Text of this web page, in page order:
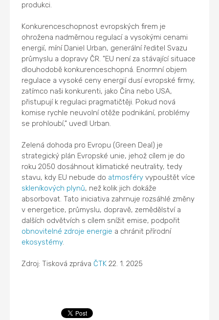
produkci.
Konkurenceschopnost evropských firem je
ohrožena nadměrnou regulací a vysokými cenami
energií, míní Daniel Urban, generální ředitel Svazu
průmyslu a dopravy ČR. "EU není za stávající situace
dlouhodobě konkurenceschopná. Enormní objem
regulace a vysoké ceny energií dusí evropské firmy,
zatímco naši konkurenti, jako Čína nebo USA,
přistupují k regulaci pragmatičtěji. Pokud nová
komise rychle neuvolní otěže podnikání, problémy
se prohloubí," uvedl Urban.
Zelená dohoda pro Evropu (Green Deal) je
strategický plán Evropské unie, jehož cílem je do
roku 2050 dosáhnout klimatické neutrality, tedy
stavu, kdy EU nebude do atmosféry vypouštět více
skleníkových plynů, než kolik jich dokáže
absorbovat. Tato iniciativa zahrnuje rozsáhlé změny
v energetice, průmyslu, dopravě, zemědělství a
dalších odvětvích s cílem snížit emise, podpořit
obnovitelné zdroje energie a chránit přírodní
ekosystémy.
Zdroj: Tisková zpráva ČTK 22. 1. 2025